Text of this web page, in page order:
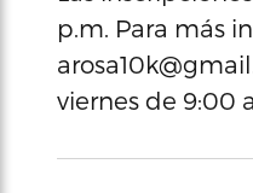
p.m. Para más
viernes de 9:00